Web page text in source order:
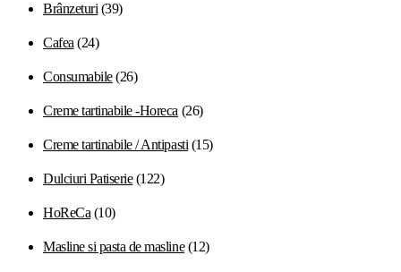
Brânzeturi (39)
Cafea (24)
Consumabile (26)
Creme tartinabile -Horeca (26)
Creme tartinabile / Antipasti (15)
Dulciuri Patiserie (122)
HoReCa (10)
Masline si pasta de masline (12)